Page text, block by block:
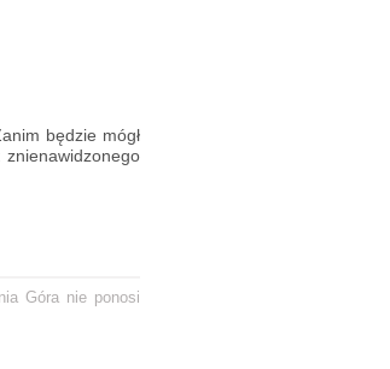
będzie mógł
Góra nie ponosi